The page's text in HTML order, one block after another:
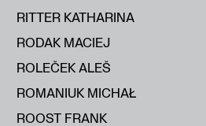
RITTER KATHARINA
RODAK MACIEJ
ROLEČEK ALEŠ
ROMANIUK MICHAŁ
ROOST FRANK